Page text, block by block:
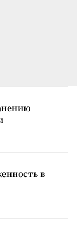
в